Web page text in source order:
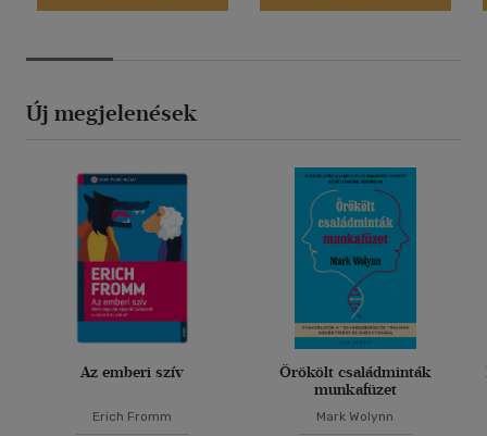
Új megjelenések
Az emberi szív
Erich Fromm
Örökölt családminták
munkafüzet
Mark Wolynn